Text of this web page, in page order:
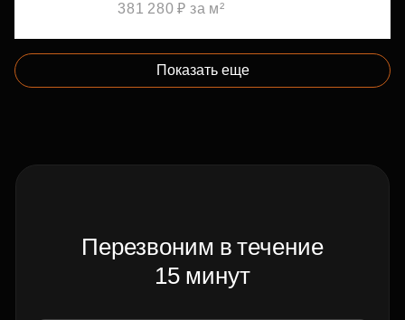
381 280 ₽ за м²
Показать еще
Перезвоним в течение
15 минут